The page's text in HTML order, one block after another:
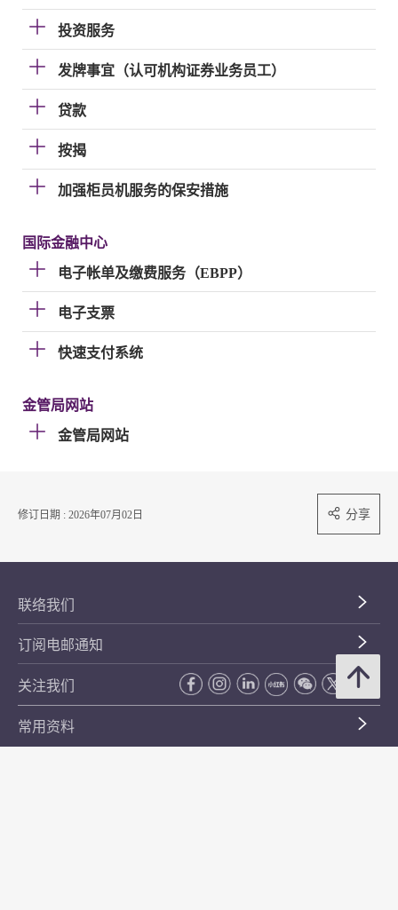
投资服务
发牌事宜（认可机构证券业务员工）
贷款
按揭
加强柜员机服务的保安措施
国际金融中心
电子帐单及缴费服务（EBPP）
电子支票
快速支付系统
金管局网站
金管局网站
修订日期 : 2026年07月02日 分享
联络我们
订阅电邮通知
关注我们
常用资料